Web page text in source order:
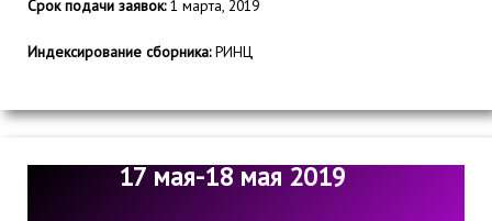
Срок подачи заявок:1 марта, 2019
Индексирование сборника:РИНЦ
17 мая-18 мая 2019